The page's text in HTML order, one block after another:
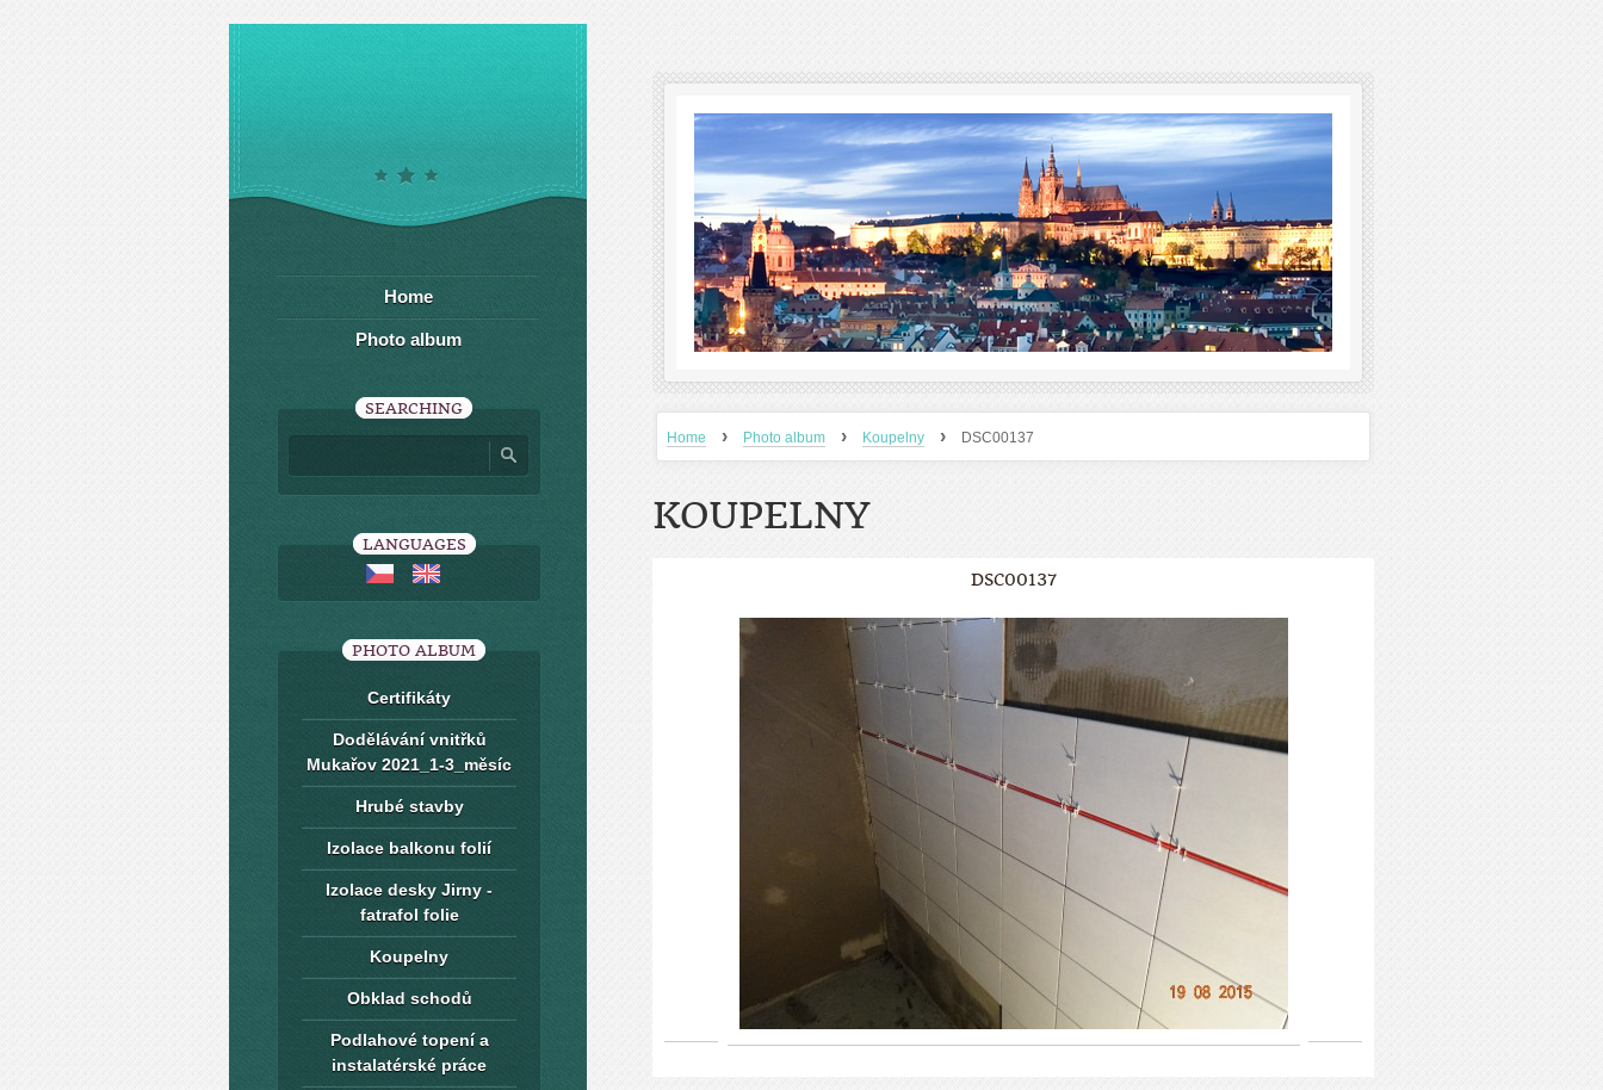
Home › Photo album › Koupelny › DSC00137
KOUPELNY
DSC00137
Home
Photo album
SEARCHING
LANGUAGES
PHOTO ALBUM
Certifikáty
Dodělávání vnitřků
Mukařov 2021_1-3_měsíc
Hrubé stavby
Izolace balkonu folií
Izolace desky Jirny -
fatrafol folie
Koupelny
Obklad schodů
Podlahové topení a
instalatérské práce